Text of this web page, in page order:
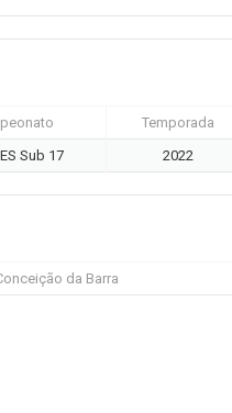
Temporada
Sub 17 2022
da Barra